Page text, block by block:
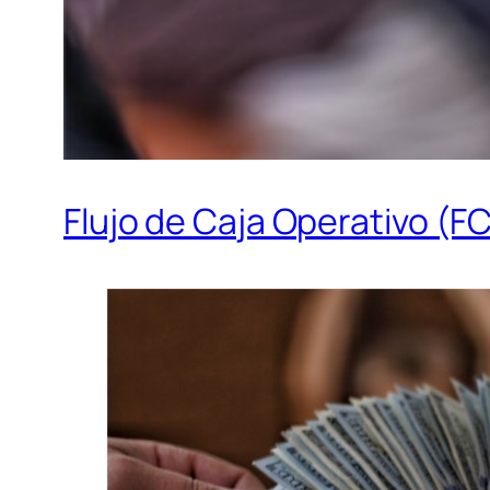
Flujo de Caja Operativo